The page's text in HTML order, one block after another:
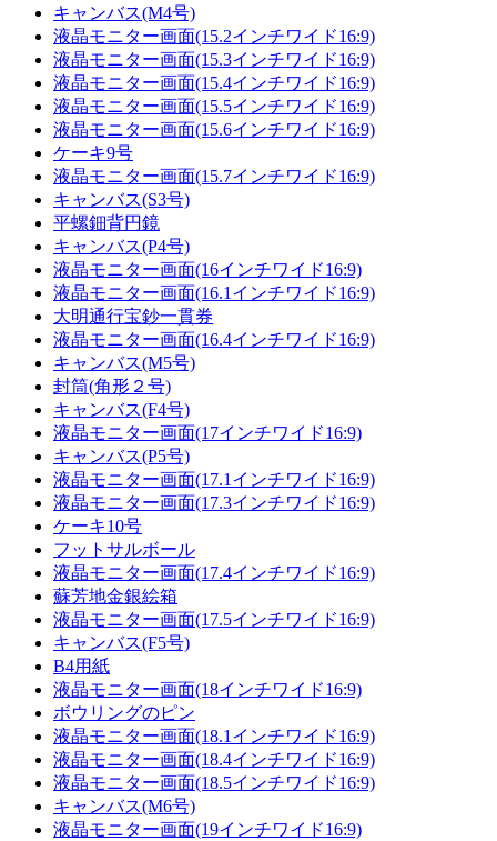
キャンバス(M4号)
液晶モニター画面(15.2インチワイド16:9)
液晶モニター画面(15.3インチワイド16:9)
液晶モニター画面(15.4インチワイド16:9)
液晶モニター画面(15.5インチワイド16:9)
液晶モニター画面(15.6インチワイド16:9)
ケーキ9号
液晶モニター画面(15.7インチワイド16:9)
キャンバス(S3号)
平螺鈿背円鏡
キャンバス(P4号)
液晶モニター画面(16インチワイド16:9)
液晶モニター画面(16.1インチワイド16:9)
大明通行宝鈔一貫券
液晶モニター画面(16.4インチワイド16:9)
キャンバス(M5号)
封筒(角形２号)
キャンバス(F4号)
液晶モニター画面(17インチワイド16:9)
キャンバス(P5号)
液晶モニター画面(17.1インチワイド16:9)
液晶モニター画面(17.3インチワイド16:9)
ケーキ10号
フットサルボール
液晶モニター画面(17.4インチワイド16:9)
蘇芳地金銀絵箱
液晶モニター画面(17.5インチワイド16:9)
キャンバス(F5号)
B4用紙
液晶モニター画面(18インチワイド16:9)
ボウリングのピン
液晶モニター画面(18.1インチワイド16:9)
液晶モニター画面(18.4インチワイド16:9)
液晶モニター画面(18.5インチワイド16:9)
キャンバス(M6号)
液晶モニター画面(19インチワイド16:9)